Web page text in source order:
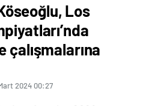
Los
2024 00:27